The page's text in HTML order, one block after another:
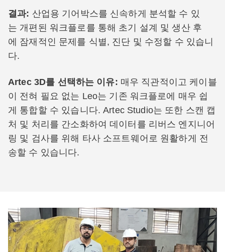
결과: 산업용 기어박스를 신속하게 분석할 수 있
는 개편된 워크플로를 통해 초기 설계 및 생산 후
에 잠재적인 문제를 식별, 진단 및 수정할 수 있습니
다.
Artec 3D를 선택하는 이유: 매우 직관적이고 케이블
이 전혀 필요 없는 Leo는 기존 워크플로에 매우 쉽
게 통합할 수 있습니다. Artec Studio는 또한 스캔 캡
처 및 처리를 간소화하여 데이터를 리버스 엔지니어
링 및 검사를 위해 타사 소프트웨어로 원활하게 전
송할 수 있습니다.